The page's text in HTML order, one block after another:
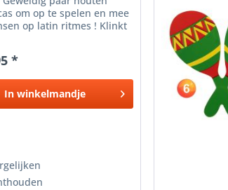
om op te spelen en mee
op latin ritmes ! Klinkt
Perfect voor op school
feest...
*
In winkelmandje